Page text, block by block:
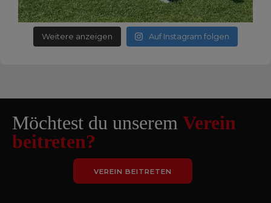
Weitere anzeigen Auf Instagram folgen
Möchtest du unserem Verein
beitreten?
VEREIN BEITRETEN